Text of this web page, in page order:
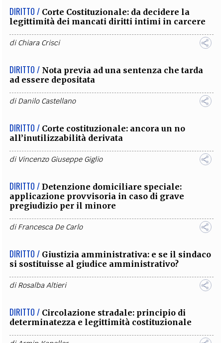
DIRITTO / Corte Costituzionale: da decidere la
legittimità dei mancati diritti intimi in carcere
diChiara Crisci
DIRITTO / Nota previa ad una sentenza che tarda
ad essere depositata
diDanilo Castellano
DIRITTO / Corte costituzionale: ancora un no
all’inutilizzabilità derivata
di Vincenzo Giuseppe Giglio
DIRITTO / Detenzione domiciliare speciale:
applicazione provvisoria in caso di grave
pregiudizio per il minore
diFrancesca De Carlo
DIRITTO / Giustizia amministrativa: e se il sindaco
si sostituisse al giudice amministrativo?
diRosalba Altieri
DIRITTO / Circolazione stradale: principio di
determinatezza e legittimità costituzionale